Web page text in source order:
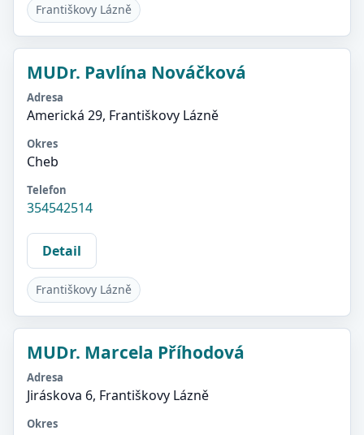
Františkovy Lázně
MUDr. Pavlína Nováčková
Adresa
Americká 29, Františkovy Lázně
Okres
Cheb
Telefon
354542514
Detail
Františkovy Lázně
MUDr. Marcela Příhodová
Adresa
Jiráskova 6, Františkovy Lázně
Okres